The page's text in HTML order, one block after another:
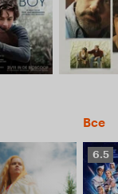
Все
6.5
6.5